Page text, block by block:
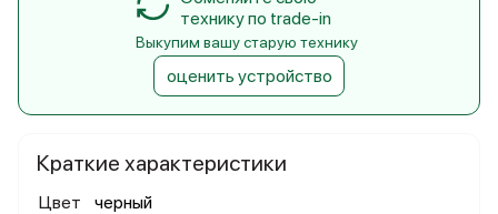
Краткие характеристики
Цвет
черный
технику по trade-in
Выкупим вашу старую технику
оценить устройство